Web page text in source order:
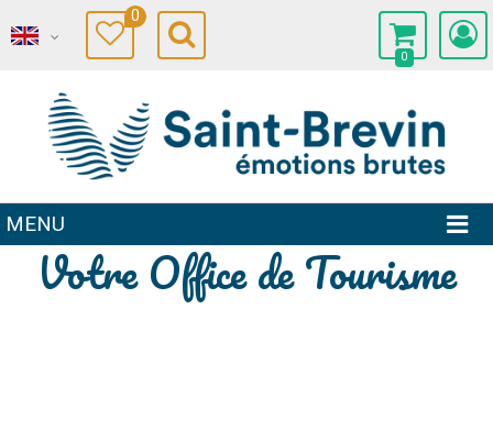
0
0
MENU
Votre Office de Tourisme